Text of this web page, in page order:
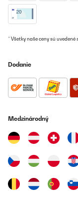
* Všetky naše ceny sú uvedené s
Dodanie
Medzinárodný